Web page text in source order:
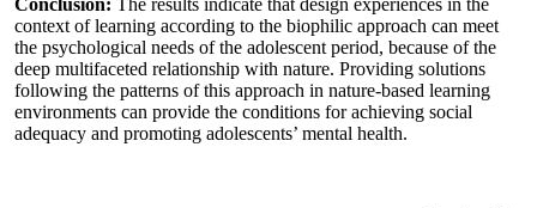
Conclusion: The results indicate that design experiences in the
context of learning according to the biophilic approach can meet
the psychological needs of the adolescent period, because of the
deep multifaceted relationship with nature. Providing solutions
following the patterns of this approach in nature-based learning
environments can provide the conditions for achieving social
adequacy and promoting adolescents’ mental health.